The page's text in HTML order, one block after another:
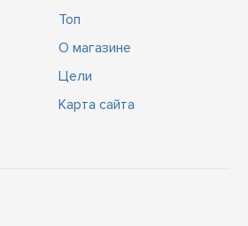
Топ
О магазине
Цели
Карта сайта